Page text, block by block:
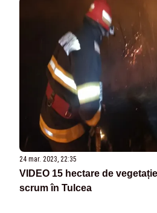
24 mar. 2023, 22:35
VIDEO 15 hectare de
scrum în Tulcea